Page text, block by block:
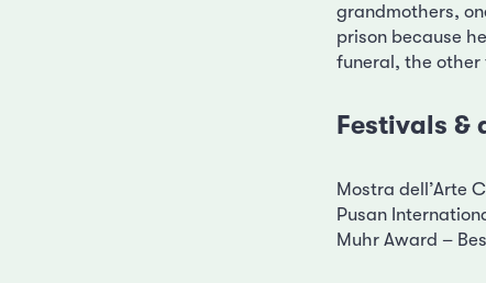
grandmothers,
prison because
funeral, the other
Festivals &
Mostra dell’Arte
Pusan
Muhr Award –